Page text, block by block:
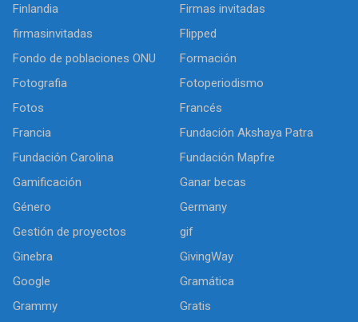
Finlandia
Firmas invitadas
firmasinvitadas
Flipped
Fondo de poblaciones ONU
Formación
Fotografia
Fotoperiodismo
Fotos
Francés
Francia
Fundación Akshaya Patra
Fundación Carolina
Fundación Mapfre
Gamificación
Ganar becas
Género
Germany
Gestión de proyectos
gif
Ginebra
GivingWay
Google
Gramática
Grammy
Gratis